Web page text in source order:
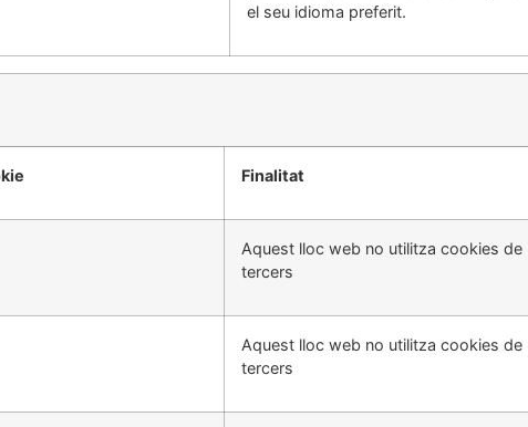
el seu idioma preferit.
Finalitat
Aquest lloc web no utilitza cookies de
tercers
Aquest lloc web no utilitza cookies de
tercers